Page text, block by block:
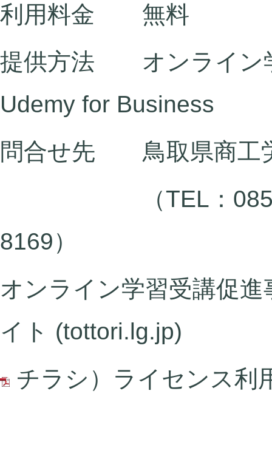
利用料金 無料
提供方法 オンライン
Udemy for Business
問合せ先 鳥取県商工
（TEL：0857-
8169）
オンライン学習受講促
イト (tottori.lg.jp)
チラシ）ライセンス利